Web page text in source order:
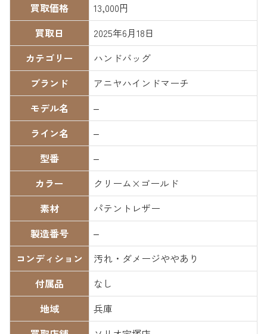
買取価格
13,000円
買取日
2025年6月18日
カテゴリー
ハンドバッグ
ブランド
アニヤハインドマーチ
モデル名
–
ライン名
–
型番
–
カラー
クリーム×ゴールド
素材
パテントレザー
製造番号
–
コンディション
汚れ・ダメージややあり
付属品
なし
地域
兵庫